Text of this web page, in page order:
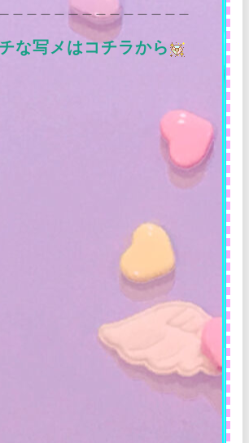
＿＿＿＿＿＿＿＿＿＿＿＿＿
な写メはコチラから